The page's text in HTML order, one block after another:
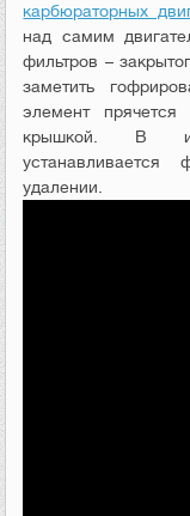
карбюраторных
над самим
фильтров –
заметить
элемент прячется
крышкой. В
удалении.